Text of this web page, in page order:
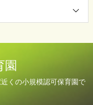
園
くの小規模認可保育園で